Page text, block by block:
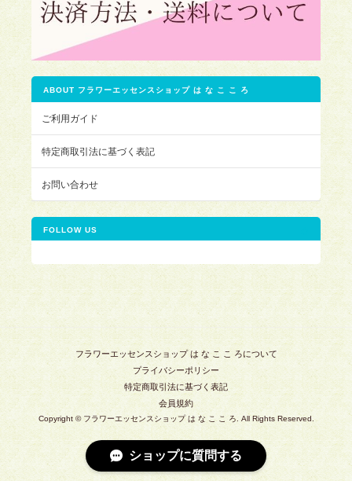
ABOUT フラワーエッセンスショップ は な こ こ ろ
ご利用ガイド
特定商取引法に基づく表記
お問い合わせ
FOLLOW US
フラワーエッセンスショップ は な こ こ ろについて
プライバシーポリシー
特定商取引法に基づく表記
会員規約
Copyright © フラワーエッセンスショップ は な こ こ ろ. All Rights Reserved.
ショップに質問する